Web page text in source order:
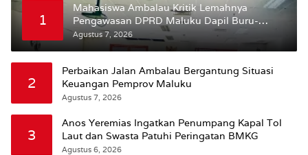
1
Mahasiswa Ambalau Kritik Lemahnya
Pengawasan DPRD Maluku Dapil Buru-
Bursel Terhadap Proses Perubahan Status
Jalan
Agustus 7, 2026
2
Perbaikan Jalan Ambalau Bergantung Situasi
Keuangan Pemprov Maluku
Agustus 7, 2026
3
Anos Yeremias Ingatkan Penumpang Kapal Tol
Laut dan Swasta Patuhi Peringatan BMKG
Agustus 6, 2026